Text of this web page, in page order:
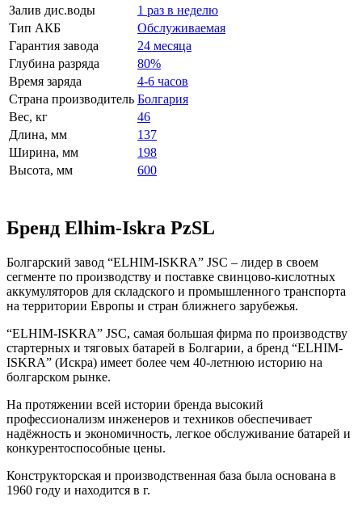
Залив дис.воды
1 раз в неделю
Тип АКБ
Обслуживаемая
Гарантия завода
24 месяца
Глубина разряда
80%
Время заряда
4-6 часов
Страна производитель Болгария
Вес, кг
46
Длина, мм
137
Ширина, мм
198
Высота, мм
600
Бренд Elhim-Iskra PzSL
Болгарский завод “ELHIM-ISKRA” JSC – лидер в своем
сегменте по производству и поставке свинцово-кислотных
аккумуляторов для складского и промышленного транспорта
на территории Европы и стран ближнего зарубежья.
“ELHIM-ISKRA” JSC, самая большая фирма по производству
стартерных и тяговых батарей в Болгарии, а бренд “ELHIM-
ISKRA” (Искра) имеет более чем 40-летнюю историю на
болгарском рынке.
На протяжении всей истории бренда высокий
профессионализм инженеров и техников обеспечивает
надёжность и экономичность, легкое обслуживание батарей и
конкурентоспособные цены.
Конструкторская и производственная база была основана в
1960 году и находится в г.